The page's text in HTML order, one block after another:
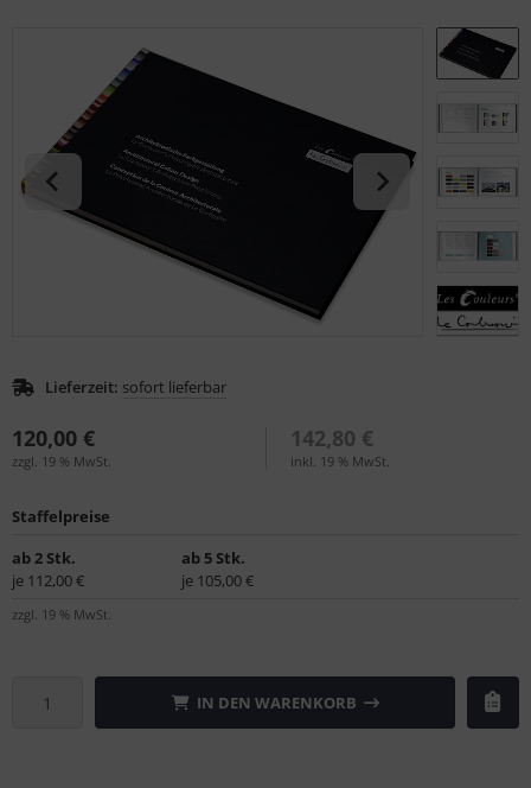
Lieferzeit: sofort lieferbar
120,00 €
zzgl. 19 % MwSt.
142,80 €
inkl. 19 % MwSt.
Staffelpreise
ab 2 Stk.
je 112,00 €
ab 5 Stk.
je 105,00 €
zzgl. 19 % MwSt.
IN DEN WARENKORB
GmbH